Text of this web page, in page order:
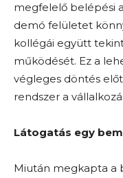
megfelelő belépési
demó felületet
kollégái együtt
működését. Ez a
végleges döntés
rendszer a
Látogatás egy
Miután megkapta a